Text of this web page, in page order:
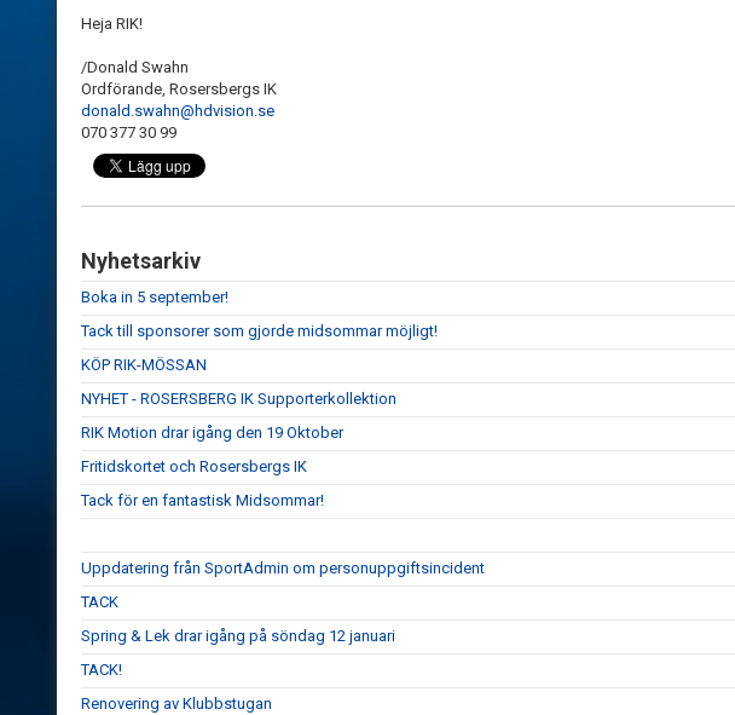
Heja RIK!
/Donald Swahn
Ordförande, Rosersbergs IK
donald.swahn@hdvision.se
070 377 30 99
Nyhetsarkiv
Boka in 5 september!
Tack till sponsorer som gjorde midsommar möjligt!
KÖP RIK-MÖSSAN
NYHET - ROSERSBERG IK Supporterkollektion
RIK Motion drar igång den 19 Oktober
Fritidskortet och Rosersbergs IK
Tack för en fantastisk Midsommar!
Uppdatering från SportAdmin om personuppgiftsincident
TACK
Spring & Lek drar igång på söndag 12 januari
TACK!
Renovering av Klubbstugan